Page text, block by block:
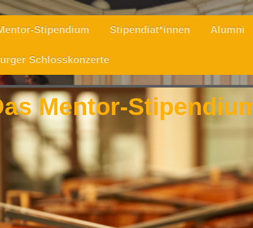
Stipendium Stipendiat*innen Alumni
Schlosskonzerte
Mentor-